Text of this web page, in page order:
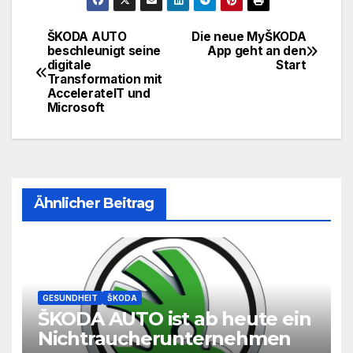
Beitragsnavigation
Die neue MyŠKODA
App geht an den
Start
ŠKODA AUTO
beschleunigt seine
digitale
Transformation mit
AccelerateIT und
Microsoft
Ähnlicher Beitrag
GESUNDHEIT ŠKODA
ŠKODA AUTO ist ab heute ein
Nichtraucherunternehmen